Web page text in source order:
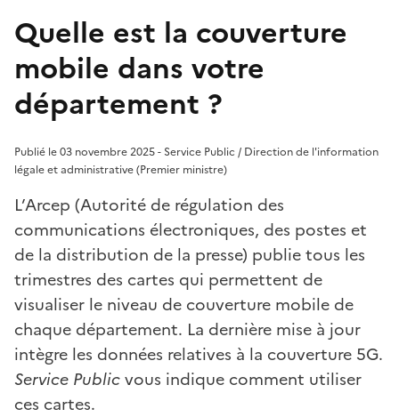
Quelle est la couverture
mobile dans votre
département ?
Publié le 03 novembre 2025 - Service Public / Direction de l'information
légale et administrative (Premier ministre)
L’Arcep (Autorité de régulation des
communications électroniques, des postes et
de la distribution de la presse) publie tous les
trimestres des cartes qui permettent de
visualiser le niveau de couverture mobile de
chaque département. La dernière mise à jour
intègre les données relatives à la couverture 5G.
Service Publicvous indique comment utiliser
ces cartes.